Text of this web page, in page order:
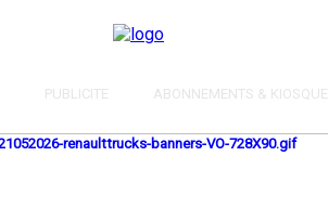
PUBLICITE ABONNEMENTS & KIOSQUE